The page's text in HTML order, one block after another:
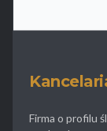
Firma o profilu